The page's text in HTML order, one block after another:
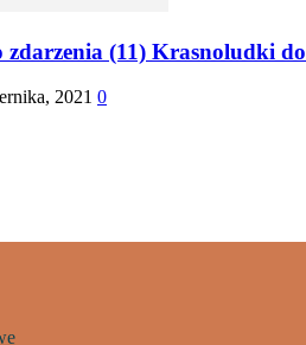
zdarzenia (11) Krasnoludki
2021 0